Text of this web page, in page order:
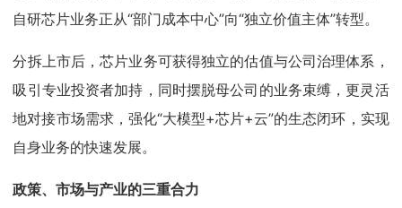
自研芯片业务正从“部门成本中心”向“独立价值主体”转型。
分拆上市后，芯片业务可获得独立的估值与公司治理体系，
吸引专业投资者加持，同时摆脱母公司的业务束缚，更灵活
地对接市场需求，强化“大模型+芯片+云”的生态闭环，实现
自身业务的快速发展。
政策、市场与产业的三重合力